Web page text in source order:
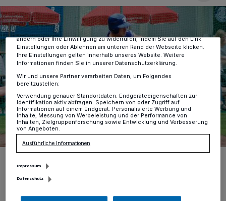
Foto: Peter Faßbender
verarbeiten Daten, um Ihnen Dienste bereitzustellen“ aufgeführten
Zwecke. Wenn Tracker deaktiviert sind, sind manche Inhalte und
Anzeigen möglicherweise nicht mehr so relevant für Sie. Sie können
dieses Menü jederzeit wieder aufrufen, um Ihre Einstellungen zu
ändern oder Ihre Einwilligung zu widerrufen, indem Sie auf den Link
Einstellungen oder Ablehnen am unteren Rand der Webseite klicken.
Ihre Einstellungen gelten innerhalb unseres Website. Weitere
Informationen finden Sie in unserer Datenschutzerklärung.
Wir und unsere Partner verarbeiten Daten, um Folgendes
bereitzustellen:
Verwendung genauer Standortdaten. Endgeräteeigenschaften zur
Identifikation aktiv abfragen. Speichern von oder Zugriff auf
Informationen auf einem Endgerät. Personalisierte Werbung und
Inhalte, Messung von Werbeleistung und der Performance von
Inhalten, Zielgruppenforschung sowie Entwicklung und Verbesserung
von Angeboten.
Ausführliche Informationen
Impressum
Datenschutz